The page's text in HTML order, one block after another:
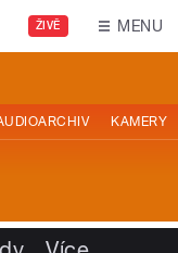
ŽIVĚ MENU
KAMERY